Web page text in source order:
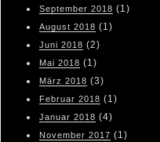
September 2018 (1)
August 2018 (1)
Juni 2018 (2)
Mai 2018 (1)
März 2018 (3)
Februar 2018 (1)
Januar 2018 (4)
November 2017 (1)